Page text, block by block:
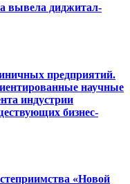
вывела диджитал-
предприятий.
научные
индустрии
бизнес-
«Новой